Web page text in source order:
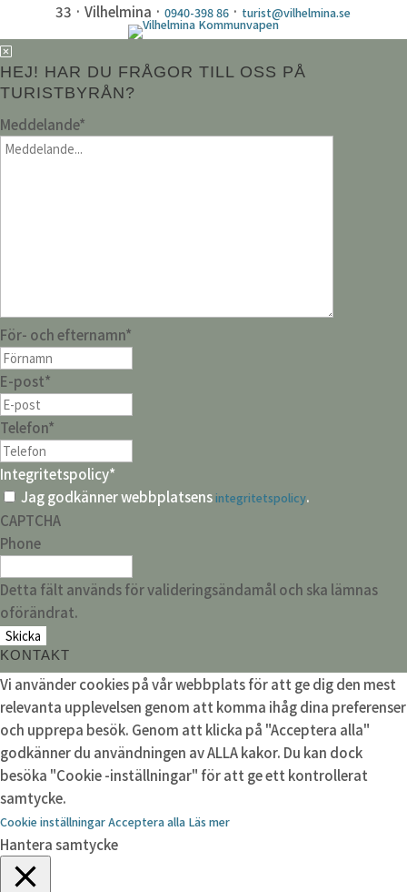
33 · Vilhelmina ·0940-398 86 · turist@vilhelmina.se
HEJ! HAR DU FRÅGOR TILL OSS PÅ
TURISTBYRÅN?
Meddelande*
För- och efternamn*
E-post*
Telefon*
Integritetspolicy*
Jag godkänner webbplatsensintegritetspolicy.
CAPTCHA
Phone
Detta fält används för valideringsändamål och ska lämnas
oförändrat.
KONTAKT
Vi använder cookies på vår webbplats för att ge dig den mest
relevanta upplevelsen genom att komma ihåg dina preferenser
och upprepa besök. Genom att klicka på "Acceptera alla"
godkänner du användningen av ALLA kakor. Du kan dock
besöka "Cookie -inställningar" för att ge ett kontrollerat
samtycke.
Cookie inställningarAcceptera alla Läs mer
Hantera samtycke